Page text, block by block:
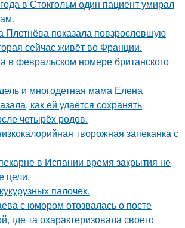
в Стокгольм один пациент умирал
Плетнёва показала повзрослевшую
сейчас живёт во Франции.
в февральском номере британского
и многодетная мама Елена
как ей удаётся сохранять
четырёх родов.
творожная запеканка с
в Испании время закрытия не
цели.
палочек.
с юмором отозвалась о посте
где та охарактеризовала своего